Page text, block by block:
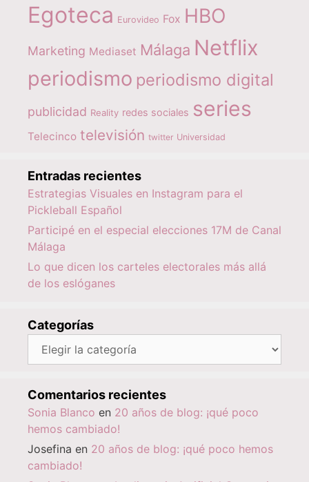
Egoteca Eurovideo Fox HBO
Marketing Mediaset Málaga Netflix
periodismo periodismo digital
publicidad Reality redes sociales series
Telecinco televisión twitter Universidad
Entradas recientes
Estrategias Visuales en Instagram para el
Pickleball Español
Participé en el especial elecciones 17M de Canal
Málaga
Lo que dicen los carteles electorales más allá
de los eslóganes
Categorías
Comentarios recientes
Sonia Blanco en 20 años de blog: ¡qué poco
hemos cambiado!
Josefina en 20 años de blog: ¡qué poco hemos
cambiado!